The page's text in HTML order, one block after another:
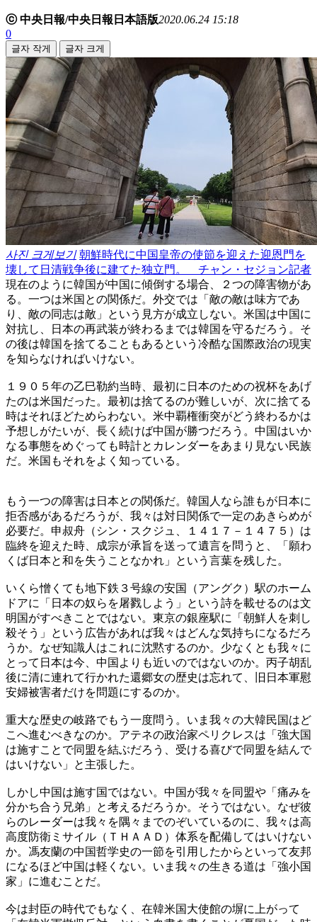
ⓒ 中央日報/中央日報日本語版2020.06.24 15:18
0
글자 작게 글자 크게
사진 크게보기 朝鮮時代に中国皇帝の使節を迎えた迎恩門を
壊して日清戦争後に建てた独立門。 チャン・セジョン記者
現在のように韓国が中国に傾倒する場合、２つの障害物があ
る。一つは米国との関係だ。外交では「敵の敵は味方であ
り、敵の同志は敵」という見方が成立しない。米国は中国に
対抗し、日本の再武装が終わるまでは韓国を守るだろう。そ
の後は韓国を捨てることもあるという冷酷な国際政治の現実
を知らなければいけない。
１９０５年の乙巳勒約当時、最初に日本のための祝杯をあげ
たのは米国だった。最初は捨てるのが難しいが、次に捨てる
時はそれほどためらわない。米中覇権衝突がどう終わるかは
予想しがたいが、長く続けば中国が勝つだろう。中国はいか
なる事態をめぐっても時計とカレンダーをあまり見ない民族
だ。米国もそれをよく知っている。
もう一つの障害は日本との関係だ。韓国人なら誰もが日本に
拒否感があるだろうが、我々は対日関係で一定のあきらめが
必要だ。申叔舟（シン・スクジュ、１４１７－１４７５）は
臨終を迎えた時、成宗が承旨を送って遺言を問うと、「願わ
くば日本と和を失うことなかれ」という言葉を残した。
いくら憎くても地下鉄３号線の安国（アングク）駅のホーム
ドアに「日本の奴らを屠戮しよう」という詩を載せるのは文
明国がすべきことではない。東京の銀座駅に「朝鮮人を刺し
殺そう」という広告があれば我々はどんな気持ちになるだろ
うか。なぜ知識人はこれに沈黙するのか。少なくとも我々に
とって日本は今、中国よりも近いのではないのか。丙子胡乱
後に清に連れて行かれた還郷女の歴史は忘れて、旧日本軍慰
安婦被害者だけを問題にするのか。
重大な歴史の岐路でもう一度問う。いま我々の大韓民国はど
こへ進むべきなのか。アテネの政治家ペリクレスは「強大国
は施すことで同盟を結ぶだろう、受ける喜びで同盟を結んで
はいけない」と主張した。
しかし中国は施す国ではない。中国が我々を同盟や「痛みを
分かち合う兄弟」と考えるだろうか。そうではない。なぜ彼
らのレーダーは我々を隅々までのぞいているのに、我々は高
高度防衛ミサイル（ＴＨＡＡＤ）体系を配備してはいけない
か。馮友蘭の中国哲学史の一節を引用したからといって友邦
になるほど中国は軽くない。いま我々の生きる道は「強小国
家」に進むことだ。
今は封臣の時代でもなく、在韓米国大使館の塀に上がって